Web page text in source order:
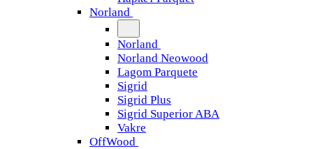
Norland
Norland
Norland Neowood
Lagom Parquete
Sigrid
Sigrid Plus
Sigrid Superior ABA
Vakre
OffWood